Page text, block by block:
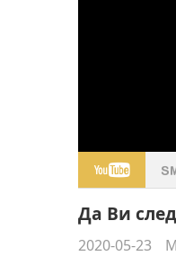
Да Ви
2020-05-23